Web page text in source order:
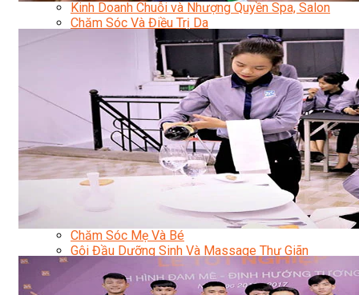
Kinh Doanh Chuỗi và Nhượng Quyền Spa, Salon
Chăm Sóc Và Điều Trị Da
Chuyên Viên Trang Điểm
Trang Điểm Cô Dâu
Phun Xăm Thẩm Mỹ
Kỹ Thuật Tạo Sợi Hairstroke
Barber Chuyên Nghiệp
Kỹ Thuật Chải Bới Tóc Chuyên Nghiệp
Quản Lý Hair Salon Chuyên Nghiệp
Nối Mi Chuyên Nghiệp
Quản Lý Nail Salon Chuyên Nghiệp
Kỹ Thuật Nhuộm – Uốn – Duỗi
Nail Salon Định Cư
Kinh Doanh Nail Box
Train The Trainer – Chuyên Ngành Nail
Chăm Sóc Mẹ Và Bé
Gội Đầu Dưỡng Sinh Và Massage Thư Giãn
Marketing Online Ngành Chăm Sóc Sắc Đẹp
Chuyên Đề Chăm Sóc Sắc Đẹp